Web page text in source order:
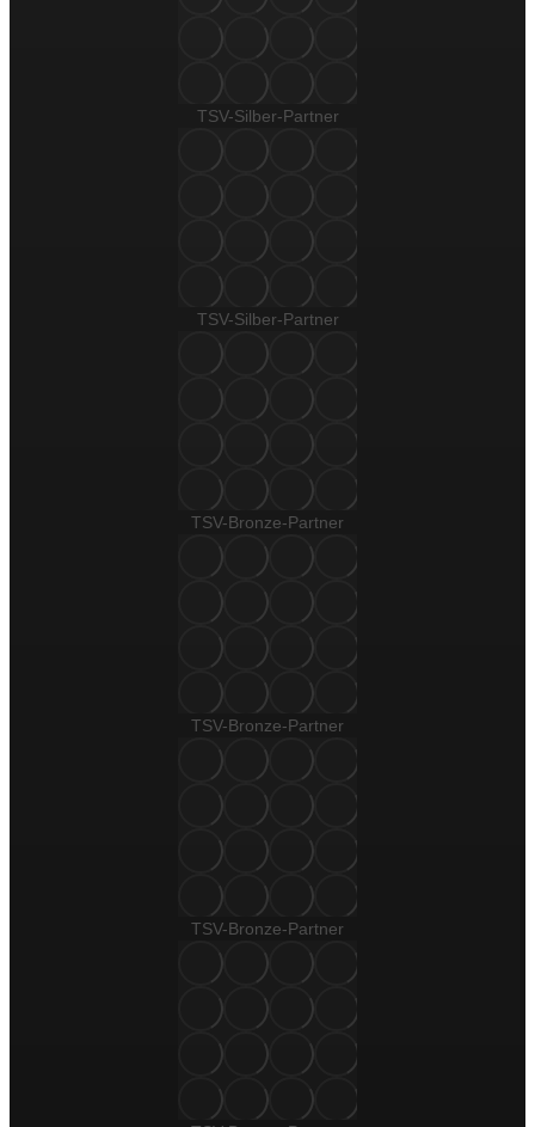
TSV-Silber-Partner
TSV-Silber-Partner
TSV-Bronze-Partner
TSV-Bronze-Partner
TSV-Bronze-Partner